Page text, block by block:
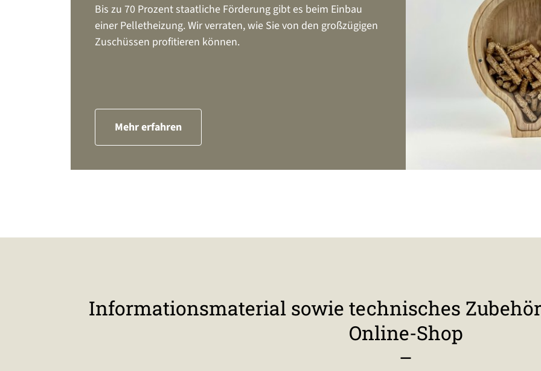
Bis zu 70 Prozent staatliche Förderung gibt es beim Einbau
einer Pelletheizung. Wir verraten, wie Sie von den großzügigen
Zuschüssen profitieren können.
Mehr erfahren
Informationsmaterial sowie technisches
Online-Shop
–